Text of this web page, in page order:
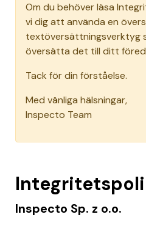
Om du behöver läsa
vi dig att använda en
textöversättningsverktyg
översätta det till ditt
Tack för din förståelse.
Med vänliga hälsningar,
Inspecto Team
Inspecto Sp. z o.o.